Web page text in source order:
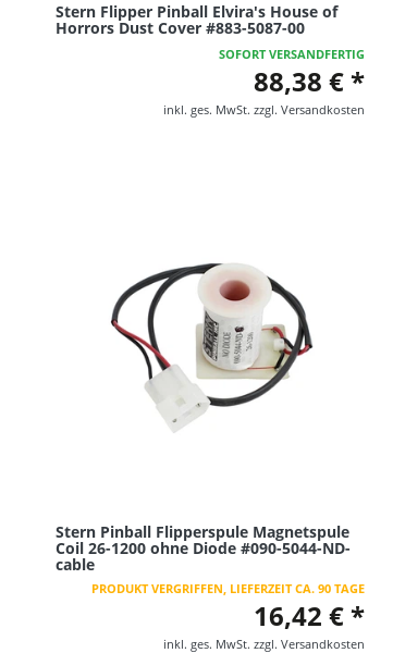
Stern Flipper Pinball Elvira's House of
Horrors Dust Cover #883-5087-00
SOFORT VERSANDFERTIG
88,38 € *
inkl. ges. MwSt. zzgl. Versandkosten
Stern Pinball Flipperspule Magnetspule
Coil 26-1200 ohne Diode #090-5044-ND-
cable
PRODUKT VERGRIFFEN, LIEFERZEIT CA. 90 TAGE
16,42 € *
inkl. ges. MwSt. zzgl. Versandkosten